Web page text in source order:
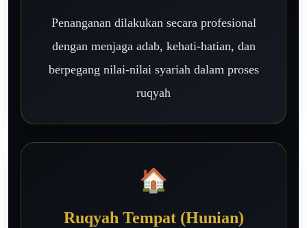
Penanganan dilakukan secara profesional
dengan menjaga adab, kehati-hatian, dan
berpegang nilai-nilai syariah dalam proses
ruqyah
🏠
Ruqyah Tempat (Hunian)